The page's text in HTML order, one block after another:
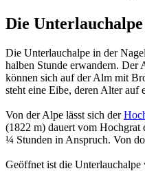
Die
Die Unterlauchalpe in der
halben Stunde erwandern. Der
können sich auf der Alm mit
steht eine Eibe, deren Alter auf
Von der Alpe lässt sich der
(1822 m) dauert vom Hochgrat
¼ Stunden in Anspruch. Von
Geöffnet ist die